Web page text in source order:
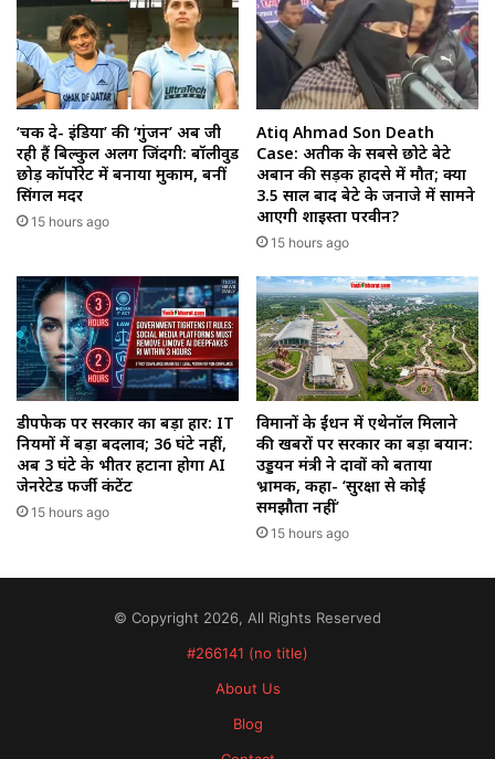
‘चक दे- इंडिया’ की ‘गुंजन’ अब जी
रही हैं बिल्कुल अलग जिंदगी: बॉलीवुड
छोड़ कॉर्पोरेट में बनाया मुकाम, बनीं
सिंगल मदर
15 hours ago
Atiq Ahmad Son Death
Case: अतीक के सबसे छोटे बेटे
अबान की सड़क हादसे में मौत; क्या
3.5 साल बाद बेटे के जनाजे में सामने
आएगी शाइस्ता परवीन?
15 hours ago
डीपफेक पर सरकार का बड़ा प्रहार: IT
नियमों में बड़ा बदलाव; 36 घंटे नहीं,
अब 3 घंटे के भीतर हटाना होगा AI
जेनरेटेड फर्जी कंटेंट
15 hours ago
विमानों के ईंधन में एथेनॉल मिलाने
की खबरों पर सरकार का बड़ा बयान:
उड्डयन मंत्री ने दावों को बताया
भ्रामक, कहा- ‘सुरक्षा से कोई
समझौता नहीं’
15 hours ago
© Copyright 2026, All Rights Reserved
#266141 (no title)
About Us
Blog